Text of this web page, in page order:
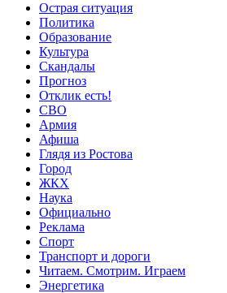
Острая ситуация
Политика
Образование
Культура
Скандалы
Прогноз
Отклик есть!
СВО
Армия
Афиша
Глядя из Ростова
Город
ЖКХ
Наука
Официально
Реклама
Спорт
Транспорт и дороги
Читаем. Смотрим. Играем
Энергетика